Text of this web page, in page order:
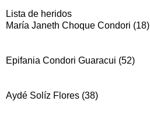
Lista de heridos
María Janeth Choque Condori (18)
Epifania Condori Guaracui (52)
Aydé Solíz Flores (38)